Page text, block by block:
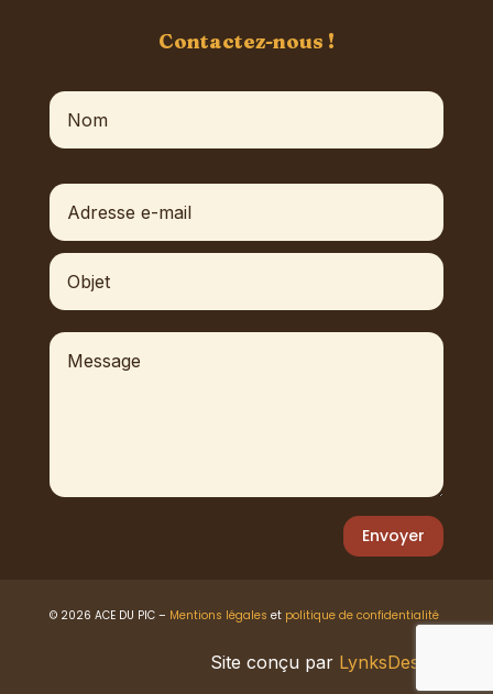
Contactez-nous !
Envoyer
© 2026 ACE DU PIC – Mentions légales et politique de confidentialité
Site conçu par LynksDesign